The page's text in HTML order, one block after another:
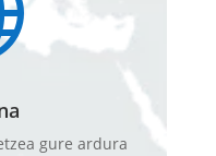
gure ardura